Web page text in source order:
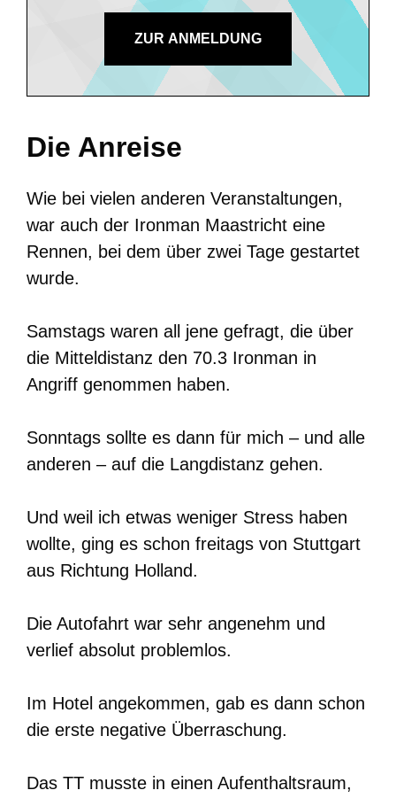
ZUR ANMELDUNG
Die Anreise
Wie bei vielen anderen Veranstaltungen,
war auch der Ironman Maastricht eine
Rennen, bei dem über zwei Tage gestartet
wurde.
Samstags waren all jene gefragt, die über
die Mitteldistanz den 70.3 Ironman in
Angriff genommen haben.
Sonntags sollte es dann für mich – und alle
anderen – auf die Langdistanz gehen.
Und weil ich etwas weniger Stress haben
wollte, ging es schon freitags von Stuttgart
aus Richtung Holland.
Die Autofahrt war sehr angenehm und
verlief absolut problemlos.
Im Hotel angekommen, gab es dann schon
die erste negative Überraschung.
Das TT musste in einen Aufenthaltsraum,